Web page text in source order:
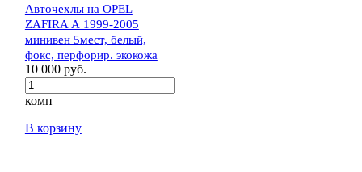
Авточехлы на OPEL
ZAFIRA А 1999-2005
минивен 5мест, белый,
фокс, перфорир. экокожа
10 000 руб.
комп
В корзину